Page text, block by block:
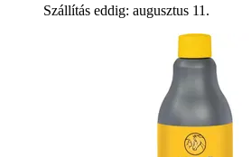
Szállítás eddig: augusztus 11.